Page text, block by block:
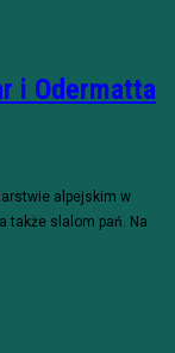
i Odermatta
alpejskim w
także slalom pań. Na